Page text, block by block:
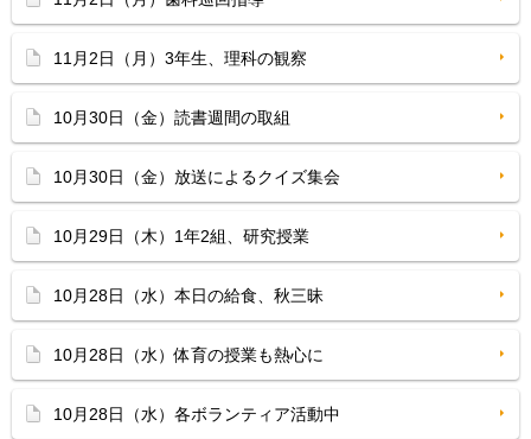
11月2日（月）3年生、理科の観察
10月30日（金）読書週間の取組
10月30日（金）放送によるクイズ集会
10月29日（木）1年2組、研究授業
10月28日（水）本日の給食、秋三昧
10月28日（水）体育の授業も熱心に
10月28日（水）各ボランティア活動中